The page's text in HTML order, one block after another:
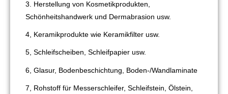
3. Herstellung von Kosmetikprodukten,
Schönheitshandwerk und Dermabrasion usw.
4, Keramikprodukte wie Keramikfilter usw.
5, Schleifscheiben, Schleifpapier usw.
6, Glasur, Bodenbeschichtung, Boden-/Wandlaminate
7, Rohstoff für Messerschleifer, Schleifstein, Ölstein,